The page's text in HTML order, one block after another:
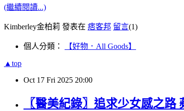
(繼續閱讀...)
Kimberley金柏莉 發表在 痞客邦 留言(1)
個人分類： 【好物．All Goods】
▲top
Oct 17 Fri 2025 20:00
〖醫美紀錄〗追求少女感之